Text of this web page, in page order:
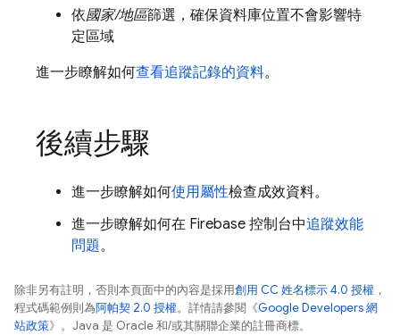
依國家/地區篩選，確保資料庫位置不會影響特
定區域
進一步瞭解如何查看追蹤記錄的資料。
後續步驟
進一步瞭解如何使用屬性檢查成效資料。
進一步瞭解如何在 Firebase 控制台中追蹤效能
問題。
除非另有註明，否則本頁面中的內容是採用創用 CC 姓名標示 4.0 授權 ，
程式碼範例則為阿帕契 2.0 授權。詳情請參閱《Google Developers 網
站政策》。Java 是 Oracle 和/或其關聯企業的註冊商標。